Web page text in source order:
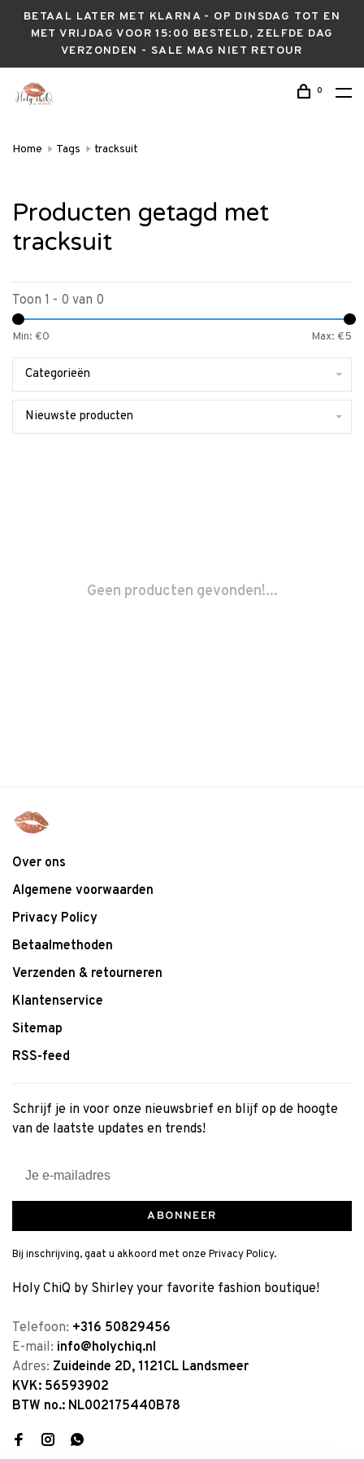
BETAAL LATER MET KLARNA - OP DINSDAG TOT EN
MET VRIJDAG VOOR 15:00 BESTELD, ZELFDE DAG
VERZONDEN - SALE MAG NIET RETOUR
0
Home Tags tracksuit
Producten getagd met
tracksuit
Toon 1 - 0 van 0
Min: €0 Max: €5
Categorieën
Nieuwste producten
Geen producten gevonden!...
Over ons
Algemene voorwaarden
Privacy Policy
Betaalmethoden
Verzenden & retourneren
Klantenservice
Sitemap
RSS-feed
Schrijf je in voor onze nieuwsbrief en blijf op de hoogte
van de laatste updates en trends!
ABONNEER
Bij inschrijving, gaat u akkoord met onze Privacy Policy.
Holy ChiQ by Shirley your favorite fashion boutique!
Telefoon: +316 50829456
E-mail: info@holychiq.nl
Adres: Zuideinde 2D, 1121CL Landsmeer
KVK: 56593902
BTW no.: NL002175440B78